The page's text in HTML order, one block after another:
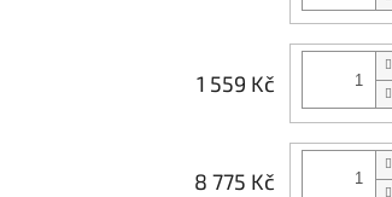
1 559 Kč
8 775 Kč